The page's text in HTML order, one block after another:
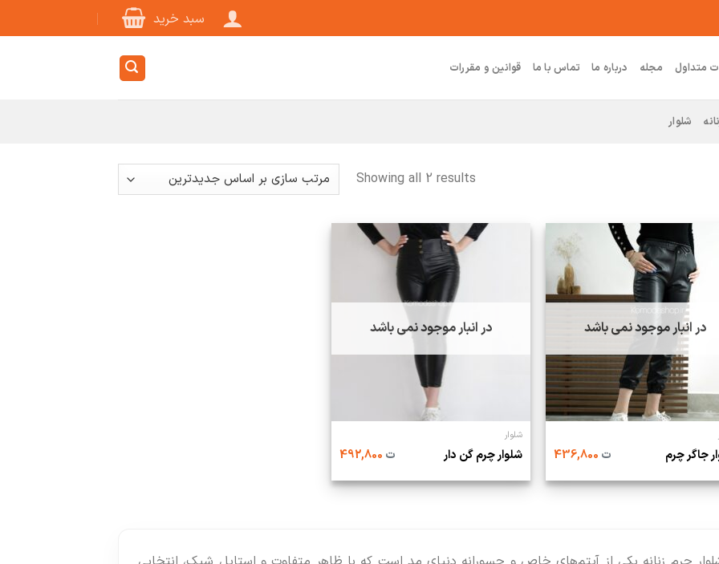
سبد خرید
متداول مجله درباره ما تماس با ما قوانین و مقررات
شلوار
Showing all 2 results
Sorted
latest
در انبار موجود نمی باشد
جاگر چرم ت
در انبار موجود نمی باشد
شلوار
شلوار چرم گن دار ت